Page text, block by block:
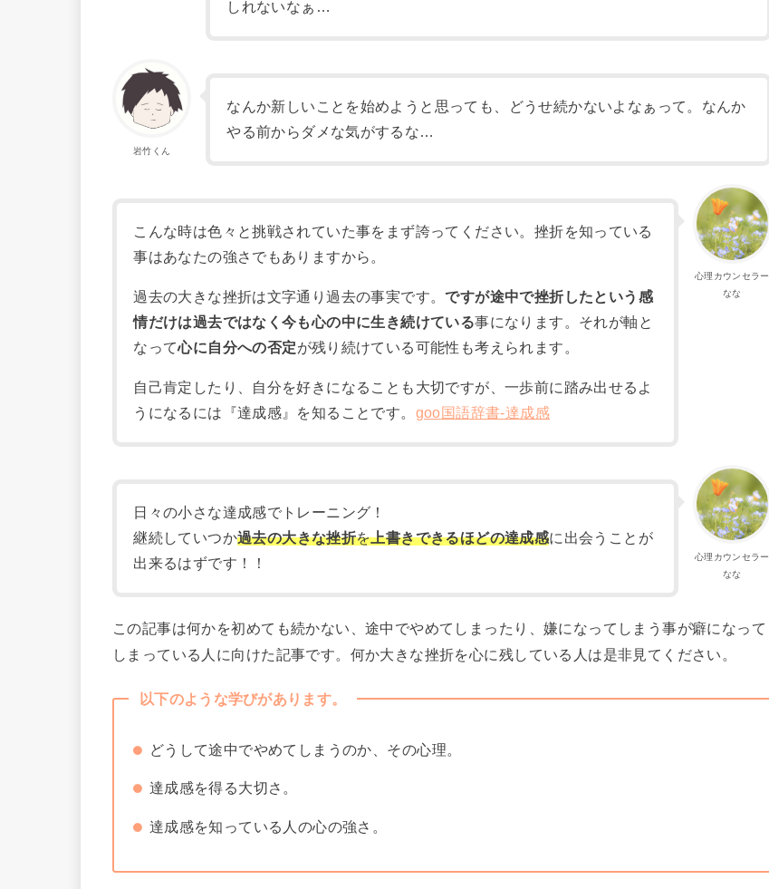
しれないなぁ…
岩竹くん
なんか新しいことを始めようと思っても、どうせ続かないよなぁって。なんか
やる前からダメな気がするな…
心理カウンセラー
なな
こんな時は色々と挑戦されていた事をまず誇ってください。挫折を知っている
事はあなたの強さでもありますから。
過去の大きな挫折は文字通り過去の事実です。ですが途中で挫折したという感
情だけは過去ではなく今も心の中に生き続けている事になります。それが軸と
なって心に自分への否定が残り続けている可能性も考えられます。
自己肯定したり、自分を好きになることも大切ですが、一歩前に踏み出せるよ
うになるには『達成感』を知ることです。 goo国語辞書-達成感
心理カウンセラー
なな
日々の小さな達成感でトレーニング！
継続していつか過去の大きな挫折を上書きできるほどの達成感に出会うことが
出来るはずです！！
この記事は何かを初めても続かない、途中でやめてしまったり、嫌になってしまう事が癖になって
しまっている人に向けた記事です。何か大きな挫折を心に残している人は是非見てください。
以下のような学びがあります。
どうして途中でやめてしまうのか、その心理。
達成感を得る大切さ。
達成感を知っている人の心の強さ。